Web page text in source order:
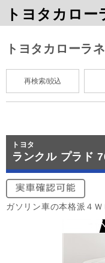
トヨタカロ
トヨタカローラ
再検索/絞込
トヨタ
ランクル プラド
ガソリン車の本格派４